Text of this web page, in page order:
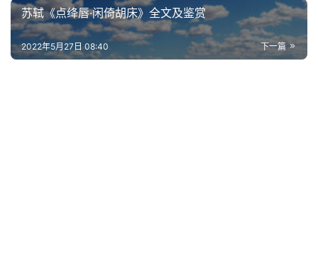
常
用
贺
词
登录 注册
苏轼《点绛唇·闲倚胡床》全文及鉴赏
下一篇
2022年5月27日 08:40